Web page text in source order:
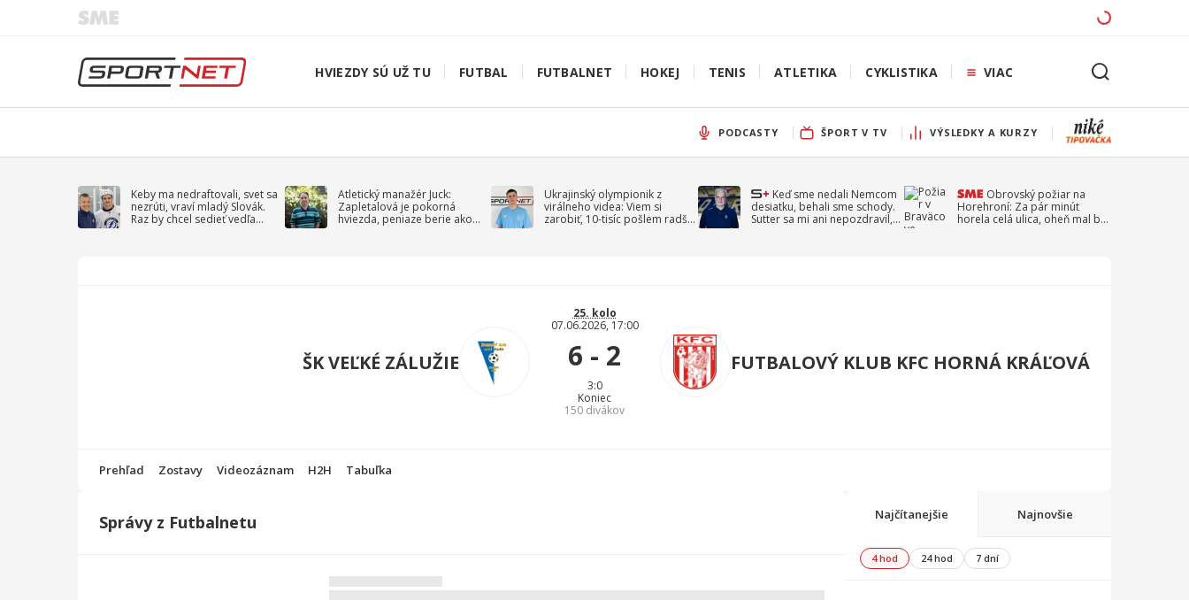
HVIEZDY SÚ UŽ TU FUTBAL FUTBALNET HOKEJ TENIS ATLETIKA CYKLISTIKA VIAC
PODCASTY ŠPORT V TV VÝSLEDKY A KURZY
Keby ma nedraftovali, svet sa
nezrúti, vraví mladý Slovák.
Raz by chcel sedieť vedľa
Atletický manažér Juck:
Zapletalová je pokorná
hviezda, peniaze berie ako
Ukrajinský olympionik z
virálneho videa: Viem si
zarobiť, 10-tisíc pošlem radšej
Keď sme nedali Nemcom
desiatku, behali sme schody.
Sutter sa mi ani nepozdravil,
Obrovský požiar na
Horehroní: Za pár minút
horela celá ulica, oheň mal byť
ŠK VEĽKÉ ZÁLUŽIE
25. kolo
07.06.2026, 17:00
6 - 2
3:0
Koniec
150 divákov
FUTBALOVÝ KLUB KFC HORNÁ KRÁĽOVÁ
Prehľad Zostavy Videozáznam H2H Tabuľka
Správy z Futbalnetu Najčítanejšie Najnovšie
4 hod 24 hod 7 dní